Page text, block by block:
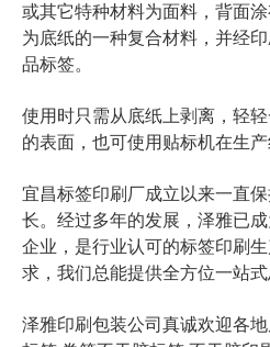
或其它特种材料为面料，背面
为底纸的一种复合材料，并经
品标签。
使用时只需从底纸上剥离，轻
的表面，也可使用贴标机在生产
宜昌标签印刷厂成立以来一直
长。经过多年的发展，泽雅已
企业，是行业认可的标签印刷
求，我们总能提供全方位一站式
泽雅印刷包装公司真诚欢迎各